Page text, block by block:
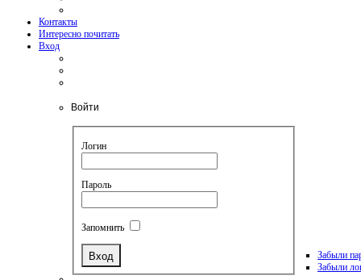
Контакты
Интересно почитать
Вход
Войти
Логин
Пароль
Запомнить
Забыли
Забыли